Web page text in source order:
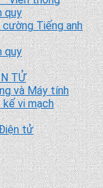
quy
Tiếng anh
quy
TỬ
và Máy tính
vi mạch
tử